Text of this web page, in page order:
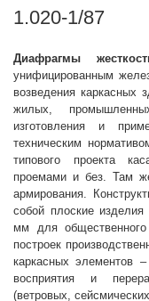
1.020-1/87
Диафрагмы
унифицированным
возведения каркасных
жилых,
изготовления и
техническим
типового проекта
проемами и без. Там
армирования.
собой плоские
мм для
построек
каркасных элементов
восприятия и
(ветровых,